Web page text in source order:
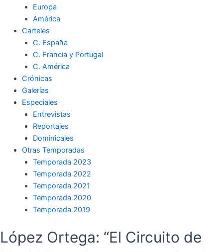
Europa
América
Carteles
C. España
C. Francia y Portugal
C. América
Crónicas
Galerías
Especiales
Entrevistas
Reportajes
Dominicales
Otras Temporadas
Temporada 2023
Temporada 2022
Temporada 2021
Temporada 2020
Temporada 2019
López Ortega: “El Circuito de